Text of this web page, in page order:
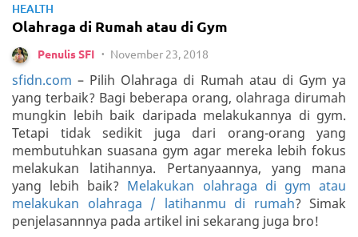
HEALTH
Olahraga di Rumah atau di Gym
Penulis SFI • November 23, 2018
sfidn.com – Pilih Olahraga di Rumah atau di Gym ya
yang terbaik? Bagi beberapa orang, olahraga dirumah
mungkin lebih baik daripada melakukannya di gym.
Tetapi tidak sedikit juga dari orang-orang yang
membutuhkan suasana gym agar mereka lebih fokus
melakukan latihannya. Pertanyaannya, yang mana
yang lebih baik? Melakukan olahraga di gym atau
melakukan olahraga / latihanmu di rumah? Simak
penjelasannnya pada artikel ini sekarang juga bro!